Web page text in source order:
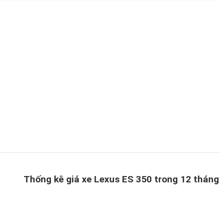
Thống kê giá xe Lexus ES 350 trong 12 tháng